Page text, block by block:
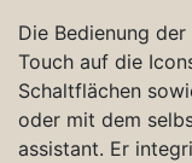
Die Bedienung
Touch auf die
Schaltflächen
oder mit dem
assistant. Er